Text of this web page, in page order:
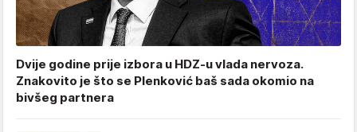
Dvije godine prije izbora u HDZ-u vlada nervoza.
Znakovito je što se Plenković baš sada okomio na
bivšeg partnera